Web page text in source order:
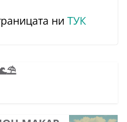
ни ТУК